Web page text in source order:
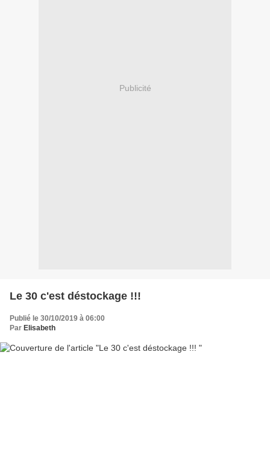
Publicité
Le 30 c'est déstockage !!!
Publié le 30/10/2019 à 06:00
Par Elisabeth